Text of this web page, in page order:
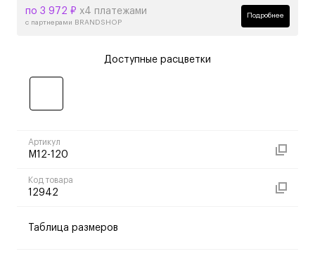
по 3 972 ₽ х4 платежами
с партнерами BRANDSHOP
Подробнее
Доступные расцветки
Артикул
M12-120
Код товара
12942
Таблица размеров